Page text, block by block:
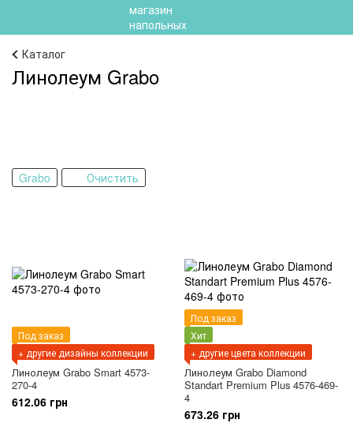
Каталог
Линолеум Grabo
Grabo Очистить
Под заказ
+ другие дизайны коллекции
Линолеум Grabo Smart 4573-
270-4
612.06 грн
Под заказ
Хит
+ другие цвета коллекции
Линолеум Grabo Diamond
Standart Premium Plus 4576-469-
4
673.26 грн